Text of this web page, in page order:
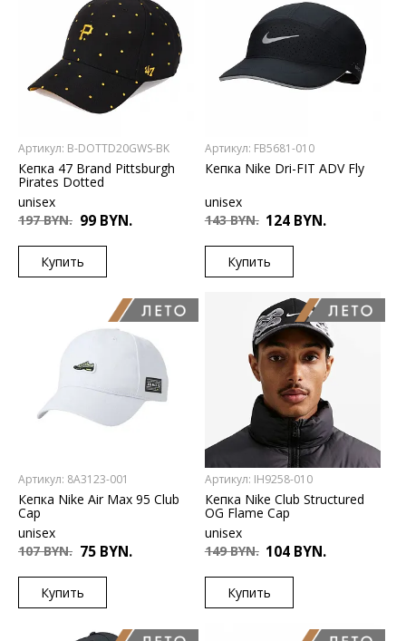
Артикул: B-DOTTD20GWS-BK
Кепка 47 Brand Pittsburgh
Pirates Dotted
unisex
197 BYN. 99 BYN.
Купить
Артикул: FB5681-010
Кепка Nike Dri-FIT ADV Fly
unisex
143 BYN. 124 BYN.
Купить
Артикул: 8A3123-001
Кепка Nike Air Max 95 Club
Cap
unisex
107 BYN. 75 BYN.
Купить
Артикул: IH9258-010
Кепка Nike Club Structured
OG Flame Cap
unisex
149 BYN. 104 BYN.
Купить